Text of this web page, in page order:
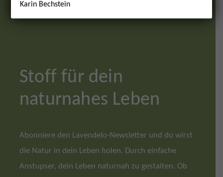
Stoff für dein
naturnahes Leben
Abonniere den Lavendelo-Newsletter und du wirst
die Natur in dein Leben holen. Durch einfache
Anstupser, dein Leben naturnah zu gestalten. Ob
Karin Bechstein